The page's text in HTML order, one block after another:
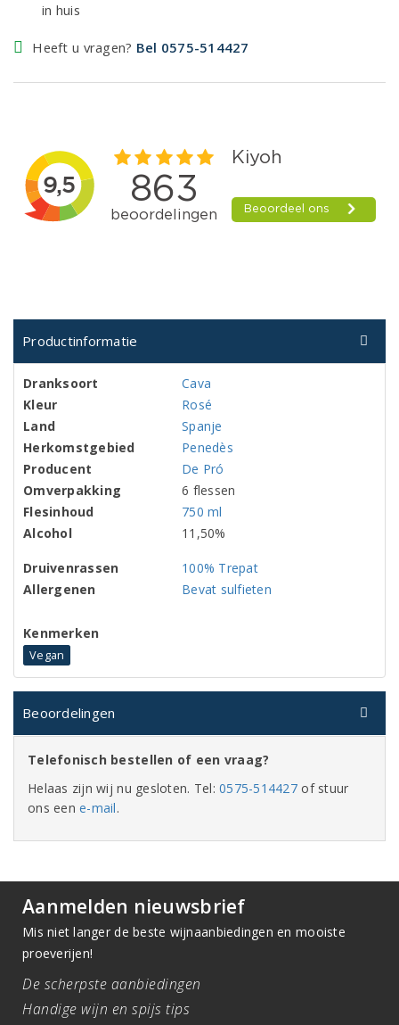
in huis
Heeft u vragen? Bel 0575-514427
Productinformatie
Dranksoort
Cava
Kleur
Rosé
Land
Spanje
Herkomstgebied
Penedès
Producent
De Pró
Omverpakking
6 flessen
Flesinhoud
750 ml
Alcohol
11,50%
Druivenrassen
100% Trepat
Allergenen
Bevat sulfieten
Kenmerken
Vegan
Beoordelingen
Telefonisch bestellen of een vraag?
Helaas zijn wij nu gesloten. Tel:0575-514427 of stuur
ons eene-mail.
Aanmelden nieuwsbrief
Mis niet langer de beste wijnaanbiedingen en mooiste
proeverijen!
De scherpste aanbiedingen
Handige wijn en spijs tips